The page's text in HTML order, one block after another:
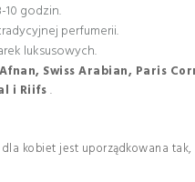
godzin.
perfumerii.
luksusowych.
Swiss Arabian, Paris
i Riifs.
kobiet jest uporządkowana tak,